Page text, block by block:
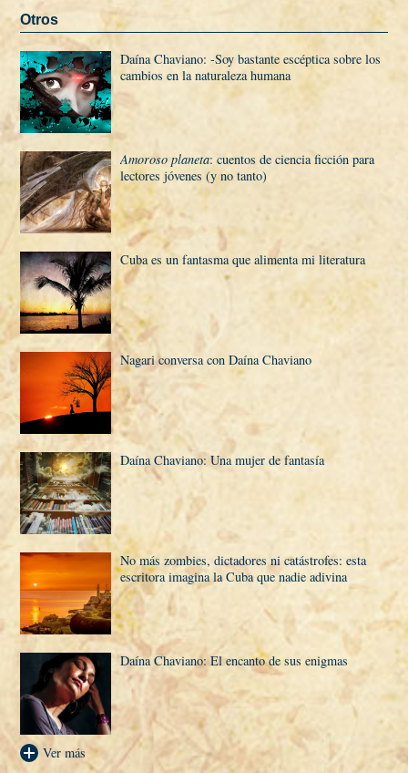
Otros
Daí­na Chaviano: -Soy bastante escéptica sobre los
cambios en la naturaleza humana 
Amoroso planeta: cuentos de ciencia ficción para
lectores jóvenes (y no tanto)
Cuba es un fantasma que alimenta mi literatura
Nagari conversa con Daí­na Chaviano
Daí­na Chaviano: Una mujer de fantasí­a
No más zombies, dictadores ni catástrofes: esta
escritora imagina la Cuba que nadie adivina
Daí­na Chaviano: El encanto de sus enigmas
Ver más